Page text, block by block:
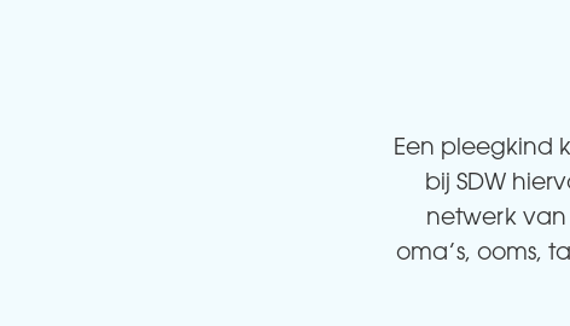
Een pleegkind
bij SDW
netwerk van
oma’s, ooms,